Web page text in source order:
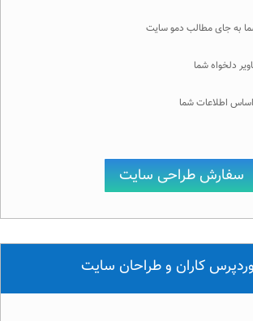
به جای مطالب دمو سایت
دلخواه شما
اطلاعات شما
سفارش طراحی سایت
کاران و طراحان سایت